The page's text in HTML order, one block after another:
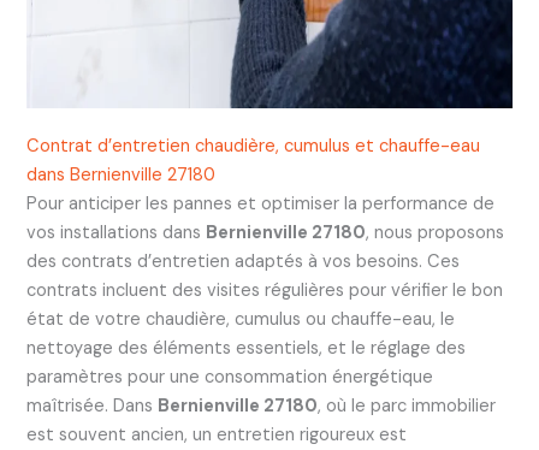
Contrat d’entretien chaudière, cumulus et chauffe-eau
dans Bernienville 27180
Pour anticiper les pannes et optimiser la performance de
vos installations dans Bernienville 27180, nous proposons
des contrats d’entretien adaptés à vos besoins. Ces
contrats incluent des visites régulières pour vérifier le bon
état de votre chaudière, cumulus ou chauffe-eau, le
nettoyage des éléments essentiels, et le réglage des
paramètres pour une consommation énergétique
maîtrisée. Dans Bernienville 27180, où le parc immobilier
est souvent ancien, un entretien rigoureux est